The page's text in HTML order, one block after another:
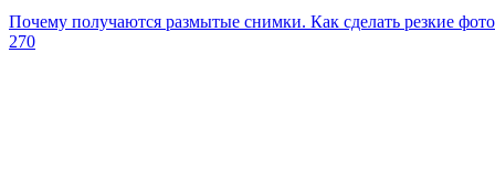
Почему получаются размытые снимки. Как сделать резкие
270